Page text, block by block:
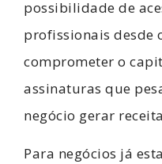
possibilidade de
profissionais desde
comprometer o
assinaturas que
negócio gerar
Para negócios já